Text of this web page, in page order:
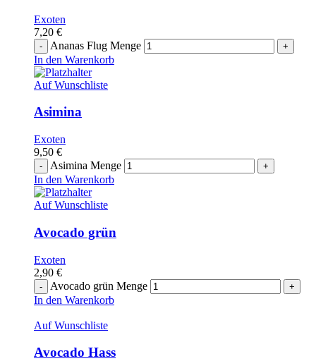
Exoten
7,20 €
Ananas Flug Menge
In den Warenkorb
Auf Wunschliste
Asimina
Exoten
9,50 €
Asimina Menge
In den Warenkorb
Auf Wunschliste
Avocado grün
Exoten
2,90 €
Avocado grün Menge
In den Warenkorb
Auf Wunschliste
Avocado Hass